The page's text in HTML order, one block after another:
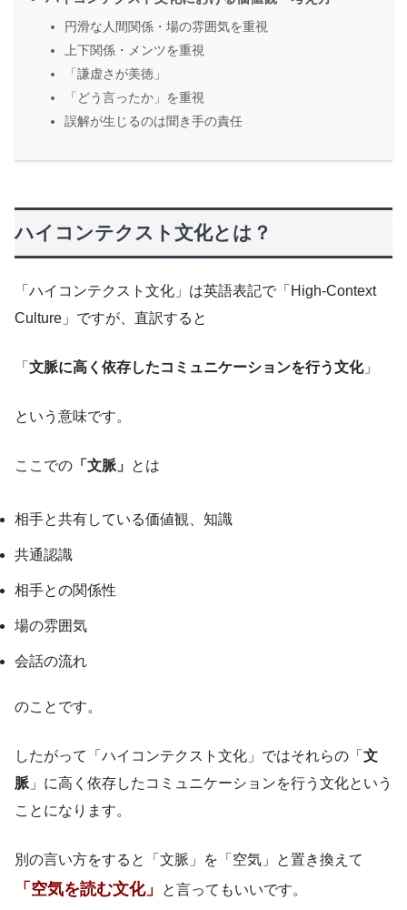
円滑な人間関係・場の雰囲気を重視
上下関係・メンツを重視
「謙虚さが美徳」
「どう言ったか」を重視
誤解が生じるのは聞き手の責任
ハイコンテクスト文化とは？
「ハイコンテクスト文化」は英語表記で「High-Context
Culture」ですが、直訳すると
「 文脈に高く依存したコミュニケーションを行う文化」
という意味です。
ここでの 「文脈」 とは
相手と共有している価値観、知識
共通認識
相手との関係性
場の雰囲気
会話の流れ
のことです。
したがって「ハイコンテクスト文化」ではそれらの「 文
脈 」に高く依存したコミュニケーションを行う文化という
ことになります。
別の言い方をすると「文脈」を「空気」と置き換えて
「空気を読む文化」 と言ってもいいです。